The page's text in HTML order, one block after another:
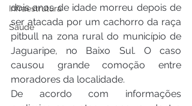
Infraestrutura
Saúde
dois anos de idade morreu depois de
ser atacada por um cachorro da raça
pitbull na zona rural do município de
Jaguaripe, no Baixo Sul. O caso
causou grande comoção entre
moradores da localidade.
De acordo com informações